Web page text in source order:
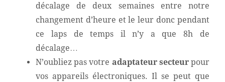
décalage de deux semaines entre notre
changement d’heure et le leur donc pendant
ce laps de temps il n’y a que 8h de
décalage…
N’oubliez pas votre adaptateur secteurpour
vos appareils électroniques. Il se peut que